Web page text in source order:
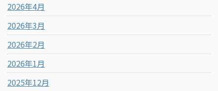
2026年4月
2026年3月
2026年2月
2026年1月
2025年12月